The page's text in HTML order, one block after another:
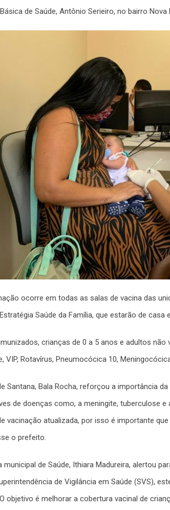
de Saúde, Antônio Serieiro, no bairro Nova
ocorre em todas as salas de vacina das
Saúde da Família, que estarão de
crianças de 0 a 5 anos e adultos não
VIP, Rotavírus, Pneumocócica 10,
Santana, Bala Rocha, reforçou a importância
de doenças como, a meningite, tuberculose
vacinação atualizada, por isso é importante
o prefeito.
municipal de Saúde, Ithiara Madureira, alertou
de Vigilância em Saúde (SVS),
objetivo é melhorar a cobertura vacinal de